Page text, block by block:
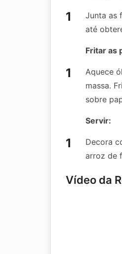
Junta as
até
Fritar as
Aquece
massa.
sobre
Servir:
Decora
arroz de
Vídeo da